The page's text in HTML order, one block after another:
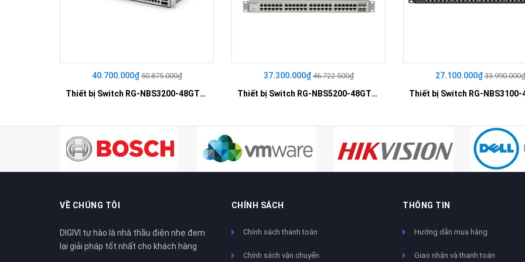
40.700.000₫50.875.000₫
Thiết bị Switch RG-NBS3200-48GT4XS-P
37.300.000₫46.722.500₫
Thiết bị Switch RG-NBS5200-48GT4XS-UP
27.100.000₫33.990.000₫
VỀ CHÚNG TÔI
DIGIVI tự hào là nhà thầu điện nhẹ đem
lại giải pháp tốt nhất cho khách hàng
CHÍNH SÁCH
Chính sách thanh toán
Chính sách vận chuyển
THÔNG TIN
Hướng dẫn mua hàng
Giao nhận và thanh toán